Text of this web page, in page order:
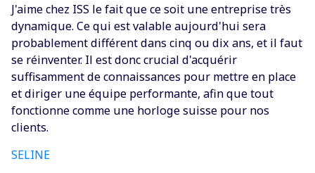
‍J'aime chez ISS le fait que ce soit une entreprise très
dynamique. Ce qui est valable aujourd'hui sera
probablement différent dans cinq ou dix ans, et il faut
se réinventer. Il est donc crucial d'acquérir
suffisamment de connaissances pour mettre en place
et diriger une équipe performante, afin que tout
fonctionne comme une horloge suisse pour nos
clients.
SELINE